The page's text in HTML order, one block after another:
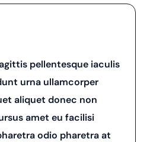
pellentesque iaculis
urna ullamcorper
aliquet donec non
amet eu facilisi
odio pharetra at